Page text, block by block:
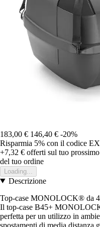
183,00 € 146,40 € -20%
Risparmia 5% con il codice
+7,32 € offerti sul tuo
del tuo ordine
Loading...
Descrizione
Top-case MONOLOCK® da
Il top-case B45+
perfetta per un utilizzo in
spostamenti di media distanza